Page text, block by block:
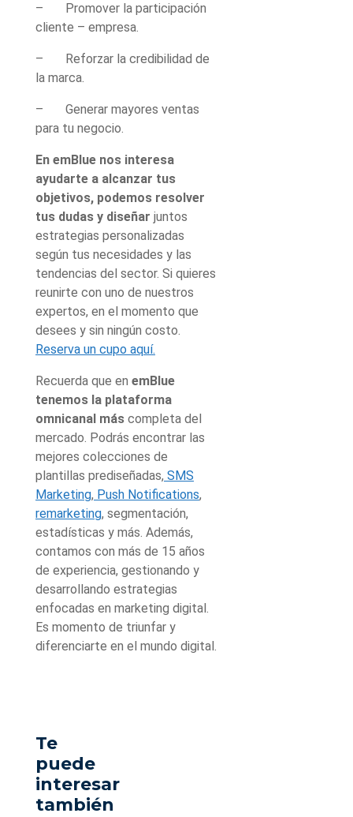
– Promover la participación
cliente – empresa.
– Reforzar la credibilidad de
la marca.
– Generar mayores ventas
para tu negocio.
En emBlue nos interesa
ayudarte a alcanzar tus
objetivos, podemos resolver
tus dudas y diseñar juntos
estrategias personalizadas
según tus necesidades y las
tendencias del sector. Si quieres
reunirte con uno de nuestros
expertos, en el momento que
desees y sin ningún costo.
Reserva un cupo aquí.
Recuerda que en emBlue
tenemos la plataforma
omnicanal más completa del
mercado. Podrás encontrar las
mejores colecciones de
plantillas prediseñadas, SMS
Marketing, Push Notifications,
remarketing, segmentación,
estadísticas y más. Además,
contamos con más de 15 años
de experiencia, gestionando y
desarrollando estrategias
enfocadas en marketing digital.
Es momento de triunfar y
diferenciarte en el mundo digital.
Te
puede
interesar
también